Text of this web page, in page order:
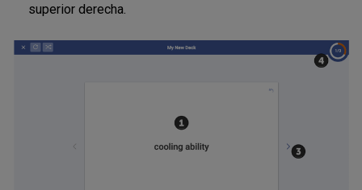
superior derecha.